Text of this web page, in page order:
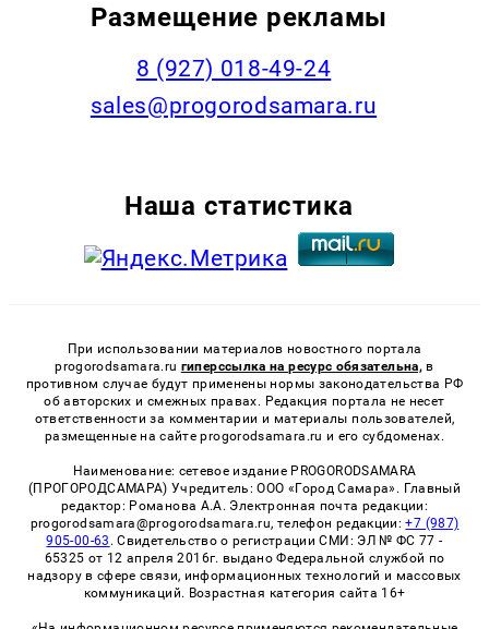
Размещение рекламы
8 (927) 018-49-24
sales@progorodsamara.ru
Наша статистика
При использовании материалов новостного портала
progorodsamara.ru гиперссылка на ресурс обязательна, в
противном случае будут применены нормы законодательства РФ
об авторских и смежных правах. Редакция портала не несет
ответственности за комментарии и материалы пользователей,
размещенные на сайте progorodsamara.ru и его субдоменах.
Наименование: сетевое издание PROGORODSAMARA
(ПРОГОРОДСАМАРА) Учредитель: ООО «Город Самара». Главный
редактор: Романова А.А. Электронная почта редакции:
progorodsamara@progorodsamara.ru, телефон редакции:+7 (987)
905-00-63 . Свидетельство о регистрации СМИ: ЭЛ № ФС 77 -
65325 от 12 апреля 2016г. выдано Федеральной службой по
надзору в сфере связи, информационных технологий и массовых
коммуникаций. Возрастная категория сайта 16+